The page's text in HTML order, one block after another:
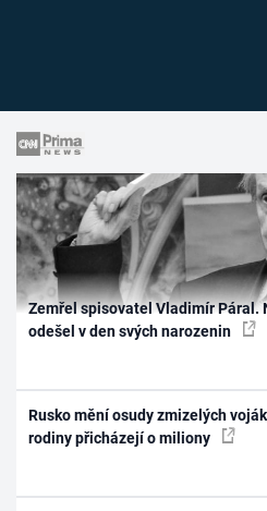
Zemřel spisovatel Vladimír Páral.
odešel v den svých narozenin
Rusko mění osudy zmizelých
rodiny přicházejí o miliony